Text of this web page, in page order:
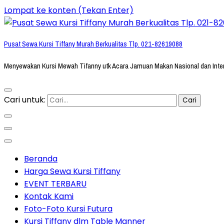
Lompat ke konten (Tekan Enter)
Pusat Sewa Kursi Tiffany Murah Berkualitas Tlp. 021-82619088
Menyewakan Kursi Mewah Tifanny utk Acara Jamuan Makan Nasional dan
Cari untuk:
Beranda
Harga Sewa Kursi Tiffany
EVENT TERBARU
Kontak Kami
Foto-Foto Kursi Futura
Kursi Tiffany dlm Table Manner